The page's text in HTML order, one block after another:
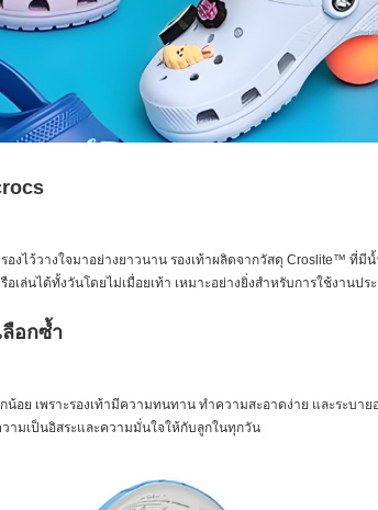
งไว้วางใจมาอย่างยาวนาน รองเท้าผลิตจากวัสดุ Croslite™ ที่มี
อเล่นได้ทั้งวันโดยไม่เมื่อยเท้า เหมาะอย่างยิ่งสำหรับการใช้งานปร
อกซ้ำ
น้อย เพราะรองเท้ามีความทนทาน ทำความสะอาดง่าย และระบ
ามเป็นอิสระและความมั่นใจให้กับลูกในทุกวัน